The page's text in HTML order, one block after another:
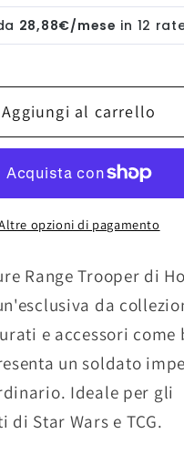
Star
Wars:
Action
Figure
1/6
Range
Trooper
cm
Aggiungi al carrello
opzioni di pagamento
Range Trooper di
da
e accessori come
un soldato
Ideale per gli
di Star Wars e TCG.